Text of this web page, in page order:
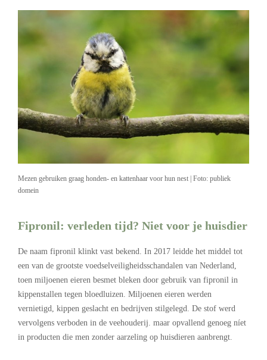
Mezen gebruiken graag honden- en kattenhaar voor hun nest | Foto: publiek
domein
Fipronil: verleden tijd? Niet voor je huisdier
De naam fipronil klinkt vast bekend. In 2017 leidde het middel tot
een van de grootste voedselveiligheidsschandalen van Nederland,
toen miljoenen eieren besmet bleken door gebruik van fipronil in
kippenstallen tegen bloedluizen. Miljoenen eieren werden
vernietigd, kippen geslacht en bedrijven stilgelegd. De stof werd
vervolgens verboden in de veehouderij. maar opvallend genoeg níet
in producten die men zonder aarzeling op huisdieren aanbrengt.